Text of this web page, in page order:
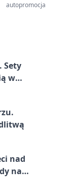
autopromocja
Sety
w
nad
na